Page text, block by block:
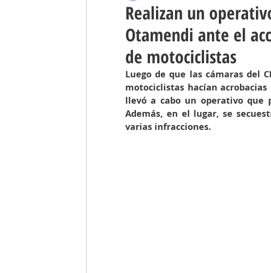
Realizan un
Otamendi ante el
de motociclistas
Luego de que las cámaras del
motociclistas hacían
llevó a cabo un operativo
Además, en el lugar, se
varias infracciones.